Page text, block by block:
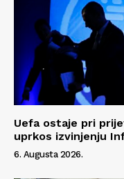
Uefa ostaje pri
uprkos izvinjenju
6. Augusta 2026.